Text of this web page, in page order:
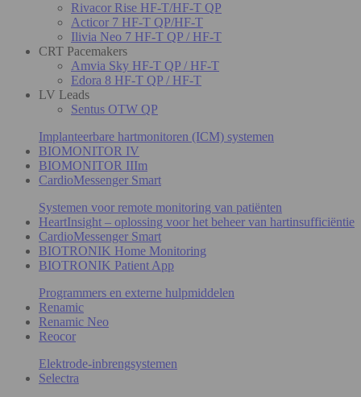
Rivacor Rise HF-T/HF-T QP
Acticor 7 HF-T QP/HF-T
Ilivia Neo 7 HF-T QP / HF-T
CRT Pacemakers
Amvia Sky HF-T QP / HF-T
Edora 8 HF-T QP / HF-T
LV Leads
Sentus OTW QP
Implanteerbare hartmonitoren (ICM) systemen
BIOMONITOR IV
BIOMONITOR IIIm
CardioMessenger Smart
Systemen voor remote monitoring van patiënten
HeartInsight – oplossing voor het beheer van hartinsufficiëntie
CardioMessenger Smart
BIOTRONIK Home Monitoring
BIOTRONIK Patient App
Programmers en externe hulpmiddelen
Renamic
Renamic Neo
Reocor
Elektrode-inbrengsystemen
Selectra